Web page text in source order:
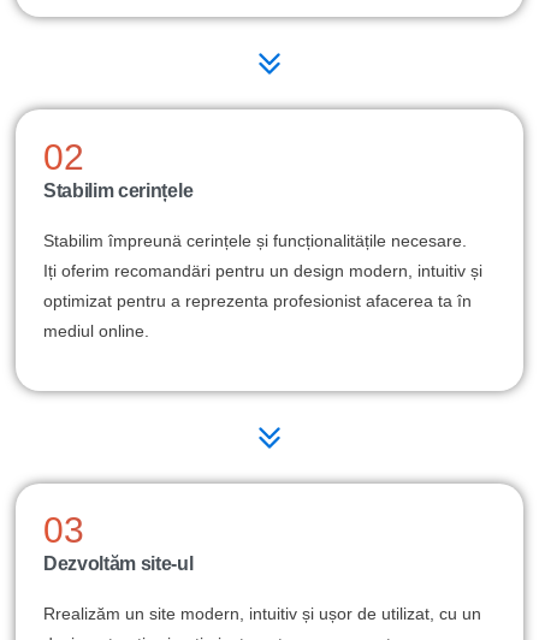
02
Stabilim cerințele
Stabilim împreunä cerințele și funcționalitäțile necesare.
Iți oferim recomandäri pentru un design modern, intuitiv și
optimizat pentru a reprezenta profesionist afacerea ta în
mediul online.
03
Dezvoltăm site-ul
Rrealizăm un site modern, intuitiv și ușor de utilizat, cu un